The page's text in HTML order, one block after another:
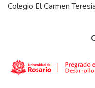
Colegio El Carmen